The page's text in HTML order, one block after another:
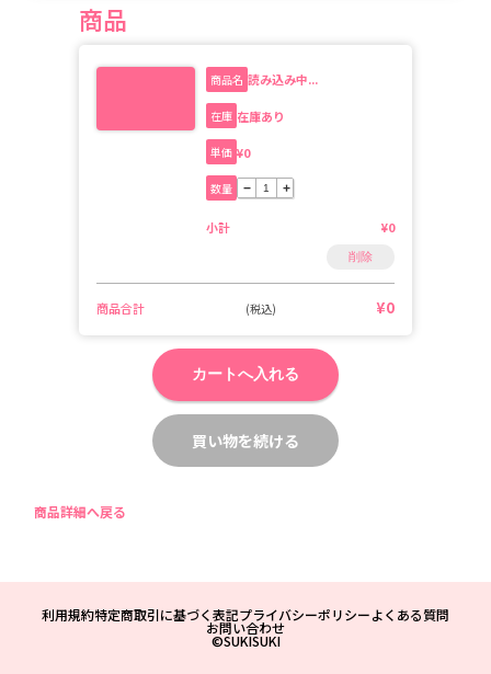
商品
商品名 読み込み中...
在庫 在庫あり
単価 ¥0
数量 − +
小計 ¥0
削除
商品合計 (税込) ¥0
カートへ入れる
買い物を続ける
商品詳細へ戻る
利用規約特定商取引に基づく表記プライバシーポリシーよくある質問
お問い合わせ
©SUKISUKI